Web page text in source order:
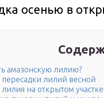
осенью в
амазонскую лилию?
пересадки лилий весной
на открытом участке